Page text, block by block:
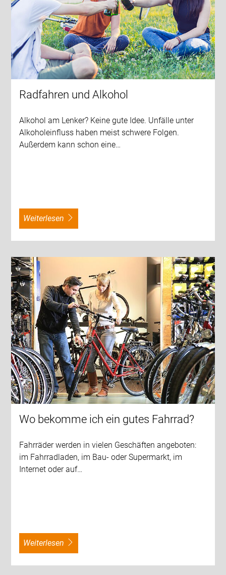
Radfahren und Alkohol
Alkohol am Lenker? Keine gute Idee. Unfälle unter
Alkoholeinfluss haben meist schwere Folgen.
Außerdem kann schon eine…
weiterlesen
Wo bekomme ich ein gutes Fahrrad?
Fahrräder werden in vielen Geschäften angeboten:
im Fahrradladen, im Bau- oder Supermarkt, im
Internet oder auf…
weiterlesen